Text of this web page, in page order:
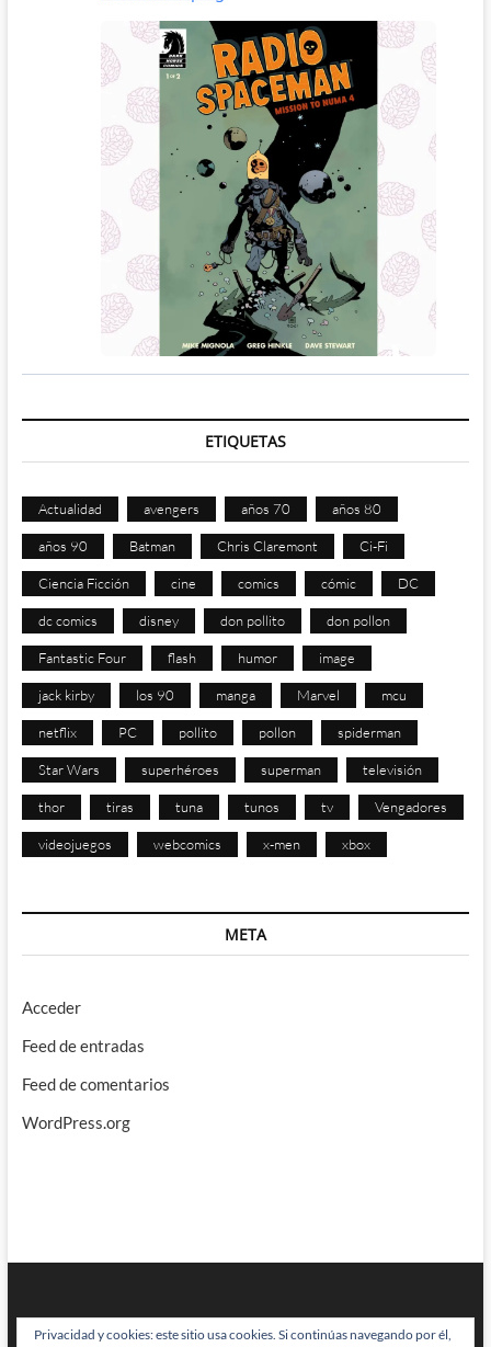
ETIQUETAS
Actualidad avengers años 70 años 80
años 90 Batman Chris Claremont Ci-Fi
Ciencia Ficción cine comics cómic DC
dc comics disney don pollito don pollon
Fantastic Four flash humor image
jack kirby los 90 manga Marvel mcu
netflix PC pollito pollon spiderman
Star Wars superhéroes superman televisión
thor tiras tuna tunos tv Vengadores
videojuegos webcomics x-men xbox
META
Acceder
Feed de entradas
Feed de comentarios
WordPress.org
Privacidad y cookies: este sitio usa cookies. Si continúas navegando por él,